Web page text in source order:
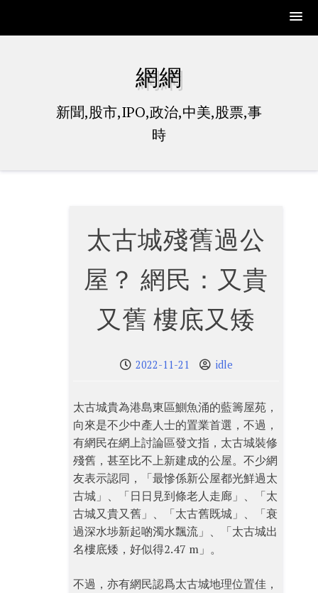
網網
新聞,股市,IPO,政治,中美,股票,事
時
太古城殘舊過公
屋？ 網民：又貴
又舊 樓底又矮
2022-11-21 idle
太古城貴為港島東區鰂魚涌的藍籌屋苑，
向來是不少中產人士的置業首選，不過，
有網民在網上討論區發文指，太古城裝修
殘舊，甚至比不上新建成的公屋。不少網
友表示認同，「最慘係新公屋都光鮮過太
古城」、「日日見到條老人走廊」、「太
古城又貴又舊」、「太古舊既城」、「衰
過深水埗新起啲濁水飄流」、「太古城出
名樓底矮，好似得2.47 m」。
不過，亦有網民認爲太古城地理位置佳，